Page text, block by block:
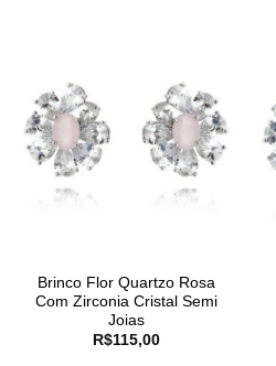
Brinco Flor Quartzo Rosa
Com Zirconia Cristal Semi
Joias
R$115,00